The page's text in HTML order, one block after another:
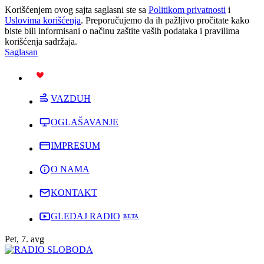
Korišćenjem ovog sajta saglasni ste sa Politikom privatnosti i
Uslovima korišćenja. Preporučujemo da ih pažljivo pročitate kako
biste bili informisani o načinu zaštite vaših podataka i pravilima
korišćenja sadržaja.
Saglasan
VAZDUH
OGLAŠAVANJE
IMPRESUM
O NAMA
KONTAKT
GLEDAJ RADIO
Pet, 7. avg